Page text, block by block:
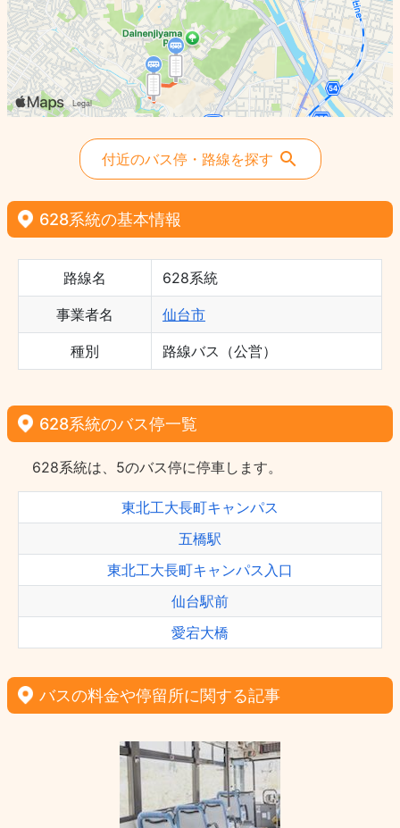
付近のバス停・路線を探す
628系統の基本情報
路線名 628系統
事業者名 仙台市
種別 路線バス（公営）
628系統のバス停一覧
628系統は、5のバス停に停車します。
東北工大長町キャンパス
五橋駅
東北工大長町キャンパス入口
仙台駅前
愛宕大橋
バスの料金や停留所に関する記事